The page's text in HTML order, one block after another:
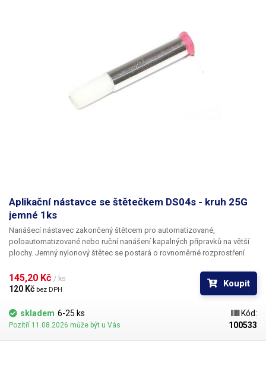
Aplikační nástavce se štětečkem DS04s - kruh 25G
jemné 1ks
Nanášecí nástavec zakončený štětcem pro automatizované,
poloautomatizované nebo ruční nanášení kapalných přípravků na větší
plochy. Jemný nylonový štětec se postará o rovnoměrné rozprostření
Nabízíme nástavce se dvěma tuhostmi štětce; pro hrubší povrchy a
hustší kapaliny je vhodnější štětec s tužšími a silnějšími vlákny; proto
jsou všechny dispenzní nástavce vyrobeny ve dvou provedeních
145,20 Kč / ks
120 Kč bez DPH
Koupit
skladem 6-25 ks
Pozítří 11.08.2026 může být u Vás
Kód:
100533